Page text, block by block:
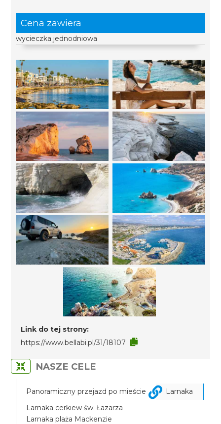
Cena zawiera
wycieczka jednodniowa
Link do tej strony:
https://www.bellabi.pl/31/18107
NASZE CELE
Panoramiczny przejazd po mieście
Larnaka
Larnaka cerkiew św. Łazarza
Larnaka plaża Mackenzie